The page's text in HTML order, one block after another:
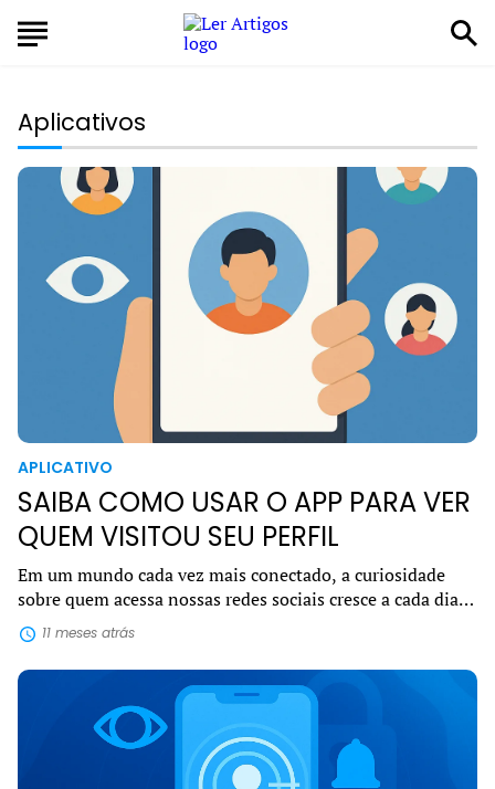
Aplicativos
APLICATIVO
SAIBA COMO USAR O APP PARA VER
QUEM VISITOU SEU PERFIL
Em um mundo cada vez mais conectado, a curiosidade
sobre quem acessa nossas redes sociais cresce a cada dia.
Por isso, o interesse em encontrar um app para ver quem
visitou seu perfil se tornou u...
11 meses atrás